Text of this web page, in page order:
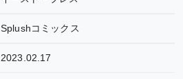
Splushコミックス
2023.02.17